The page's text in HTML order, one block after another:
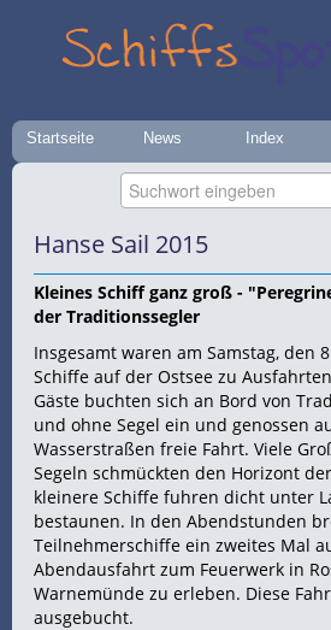
Startseite News Index
Hanse Sail 2015
Kleines Schiff ganz groß -
der Traditionssegler
Insgesamt waren am Samstag, den
Schiffe auf der Ostsee zu
Gäste buchten sich an Bord von
und ohne Segel ein und genossen
Wasserstraßen freie Fahrt. Viele
Segeln schmückten den Horizont
kleinere Schiffe fuhren dicht unter
bestaunen. In den Abendstunden
Teilnehmerschiffe ein zweites Mal
Abendausfahrt zum Feuerwerk in
Warnemünde zu erleben. Diese
ausgebucht.